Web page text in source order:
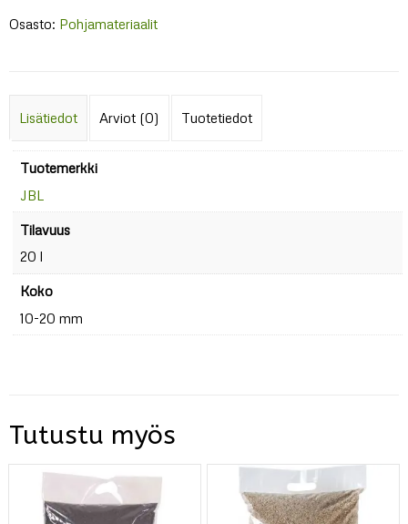
Osasto: Pohjamateriaalit
Lisätiedot Arviot (0) Tuotetiedot
Tuotemerkki
JBL
Tilavuus
20 l
Koko
10-20 mm
Tutustu myös